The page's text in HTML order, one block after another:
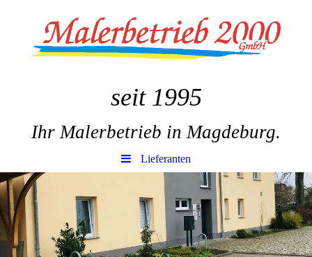
seit 1995
Ihr Malerbetrieb in Magdeburg.
Lieferanten